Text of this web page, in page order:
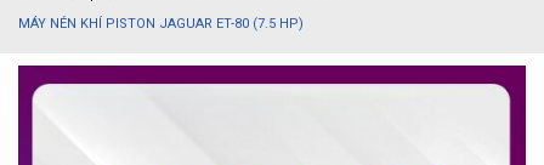
MÁY NÉN KHÍ PISTON JAGUAR ET-80 (7.5 HP)